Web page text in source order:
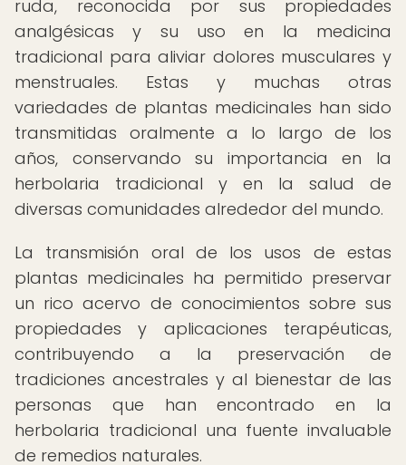
ruda, reconocida por sus propiedades
analgésicas y su uso en la medicina
tradicional para aliviar dolores musculares y
menstruales. Estas y muchas otras
variedades de plantas medicinales han sido
transmitidas oralmente a lo largo de los
años, conservando su importancia en la
herbolaria tradicional y en la salud de
diversas comunidades alrededor del mundo.
La transmisión oral de los usos de estas
plantas medicinales ha permitido preservar
un rico acervo de conocimientos sobre sus
propiedades y aplicaciones terapéuticas,
contribuyendo a la preservación de
tradiciones ancestrales y al bienestar de las
personas que han encontrado en la
herbolaria tradicional una fuente invaluable
de remedios naturales.